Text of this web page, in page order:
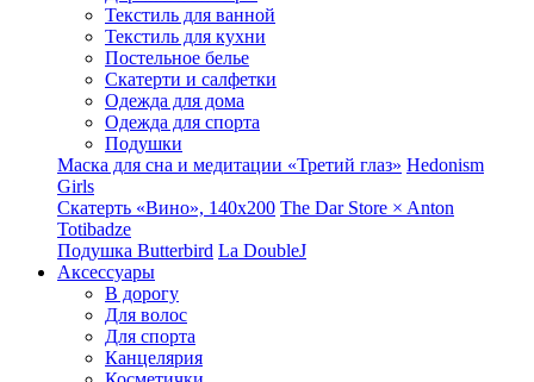
Текстиль для ванной
Текстиль для кухни
Постельное белье
Скатерти и салфетки
Одежда для дома
Одежда для спорта
Подушки
Маска для сна и медитации «Третий глаз» Hedonism
Girls
Скатерть «Вино», 140х200 The Dar Store × Anton
Totibadze
Подушка Butterbird La DoubleJ
Аксессуары
В дорогу
Для волос
Для спорта
Канцелярия